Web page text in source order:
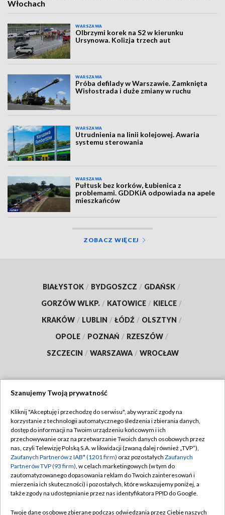
Włochach
WARSZAWA
Olbrzymi korek na S2 w kierunku
Ursynowa. Kolizja trzech aut
WARSZAWA
Próba defilady w Warszawie. Zamknięta
Wisłostrada i duże zmiany w ruchu
WARSZAWA
Utrudnienia na linii kolejowej. Awaria
systemu sterowania
WARSZAWA
Pułtusk bez korków, Łubienica z
problemami. GDDKiA odpowiada na apele
mieszkańców
ZOBACZ WIĘCEJ
BIAŁYSTOK / BYDGOSZCZ / GDAŃSK /
GORZÓW WLKP. / KATOWICE / KIELCE /
KRAKÓW / LUBLIN / ŁÓDŹ / OLSZTYN /
OPOLE / POZNAŃ / RZESZÓW /
SZCZECIN / WARSZAWA / WROCŁAW
TVP
Abonament TVP
Emisja w TVP
Centrum informacji TVP
Naziemna Telewizja Cyfrowa
Regulamin TVP
Polityka prywatności
Moje zgody
Pomoc
Szanujemy Twoją prywatność
Kliknij "Akceptuję i przechodzę do serwisu", aby wyrazić zgody na
korzystanie z technologii automatycznego śledzenia i zbierania danych,
dostęp do informacji na Twoim urządzeniu końcowym i ich
przechowywanie oraz na przetwarzanie Twoich danych osobowych przez
nas, czyli Telewizję Polską S.A. w likwidacji (zwaną dalej również „TVP”),
Zaufanych Partnerów z IAB* (1201 firm) oraz pozostałych Zaufanych
Partnerów TVP (93 firm), w celach marketingowych (w tym do
zautomatyzowanego dopasowania reklam do Twoich zainteresowań i
mierzenia ich skuteczności) i pozostałych, które wskazujemy poniżej, a
także zgody na udostępnianie przez nas identyfikatora PPID do Google.
Twoje dane osobowe zbierane podczas odwiedzania przez Ciebie naszych